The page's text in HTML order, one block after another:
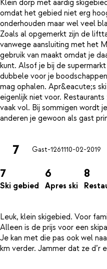
Klein dorp met aardig
omdat het gebied niet erg
onderhouden maar wel veel
Zoals al opgemerkt zijn de
vanwege aansluiting met het
gebruik van maakt omdat je
kunt. Alsof je bij de
dubbele voor je
mag ophalen. Apr&eacute;s
eigenlijk niet voor.
vaak vol. Bij sommigen wordt
7 Gast-1261110-02-2019
7
Ski gebied
6
Apres ski
8
Leuk, klein skigebied. Voor
Alleen is de prijs voor een
Je kan met die pas ook wel